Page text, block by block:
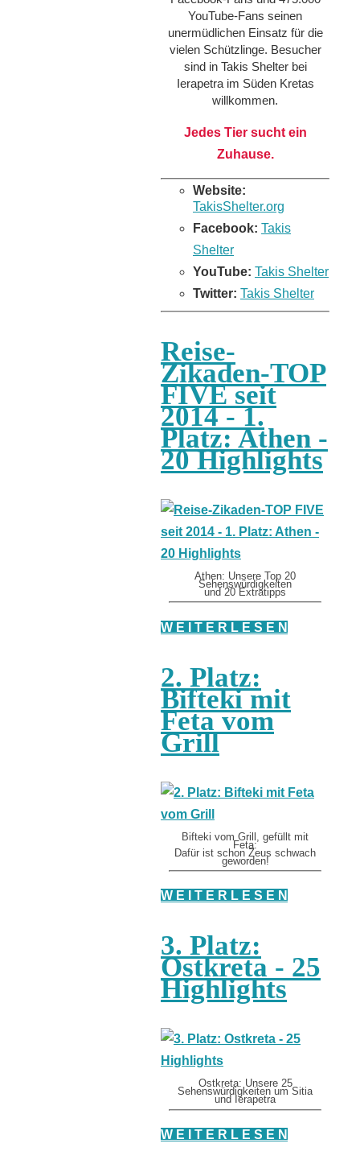
YouTube-Fans seinen
unermüdlichen Einsatz für die
vielen Schützlinge. Besucher
sind in Takis Shelter bei
Ierapetra im Süden Kretas
willkommen.
Jedes Tier sucht ein
Zuhause.
Website:
TakisShelter.org
Facebook: Takis
Shelter
YouTube: Takis Shelter
Twitter: Takis Shelter
Reise-
Zikaden-TOP
FIVE seit
2014 - 1.
Platz: Athen -
20 Highlights
Athen: Unsere Top 20
Sehenswürdigkeiten
und 20 Extratipps
W E I T E R L E S E N
2. Platz:
Bifteki mit
Feta vom
Grill
Bifteki vom Grill, gefüllt mit
Feta:
Dafür ist schon Zeus schwach
geworden!
W E I T E R L E S E N
3. Platz:
Ostkreta - 25
Highlights
Ostkreta: Unsere 25
Sehenswürdigkeiten um Sitia
und Ierapetra
W E I T E R L E S E N